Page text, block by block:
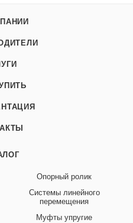
Опорный ролик
Системы линейного
перемещения
Муфты упругие